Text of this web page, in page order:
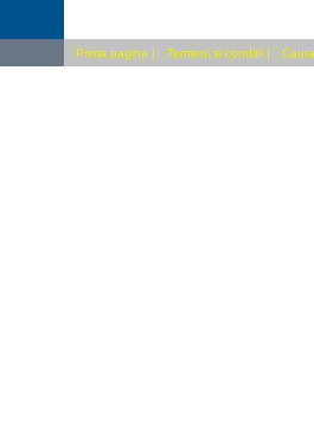
Prima pagina | Termeni si conditii |